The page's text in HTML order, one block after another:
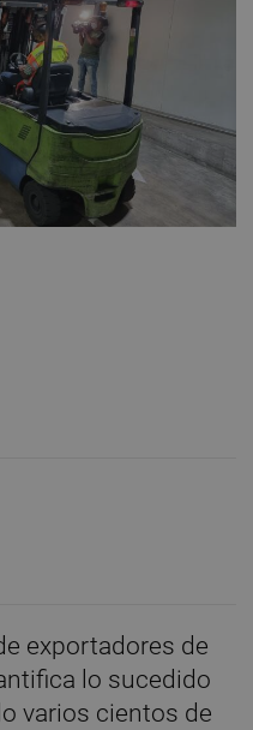
exportadores de
lo sucedido
varios cientos de